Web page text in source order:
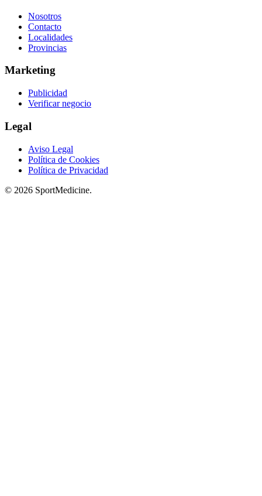
Nosotros
Contacto
Localidades
Provincias
Marketing
Publicidad
Verificar negocio
Legal
Aviso Legal
Política de Cookies
Política de Privacidad
© 2026 SportMedicine.